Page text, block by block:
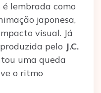
é lembrada como
japonesa,
visual. Já
pelo J.C.
uma queda
o ritmo